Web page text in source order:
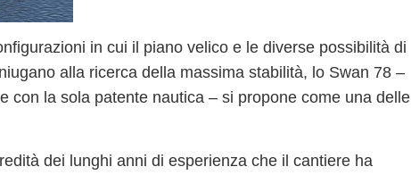
in cui il piano velico e le diverse possibilità di
alla ricerca della massima stabilità, lo Swan 78 –
con la sola patente nautica – si propone come una delle
dei lunghi anni di esperienza che il cantiere ha